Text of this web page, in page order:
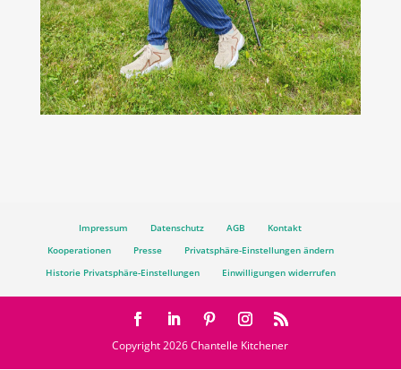
Impressum Datenschutz AGB
Kontakt
Kooperationen
Presse
Privatsphäre-Einstellungen ändern
Historie Privatsphäre-Einstellungen
Einwilligungen widerrufen
Copyright 2026 Chantelle Kitchener